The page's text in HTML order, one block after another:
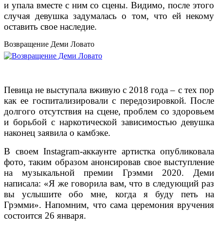
и упала вместе с ним со сцены. Видимо, после этого
случая девушка задумалась о том, что ей некому
оставить свое наследие.
Возвращение Деми Ловато
Певица не выступала вживую с 2018 года – с тех пор
как ее госпитализировали с передозировкой. После
долгого отсутствия на сцене, проблем со здоровьем
и борьбой с наркотической зависимостью девушка
наконец заявила о камбэке.
В своем Instagram-аккаунте артистка опубликовала
фото, таким образом анонсировав свое выступление
на музыкальной премии Грэмми 2020. Деми
написала: «Я же говорила вам, что в следующий раз
вы услышите обо мне, когда я буду петь на
Грэмми». Напомним, что сама церемония вручения
состоится 26 января.